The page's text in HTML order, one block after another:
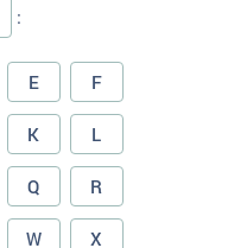
:
E F
K L
Q R
W X